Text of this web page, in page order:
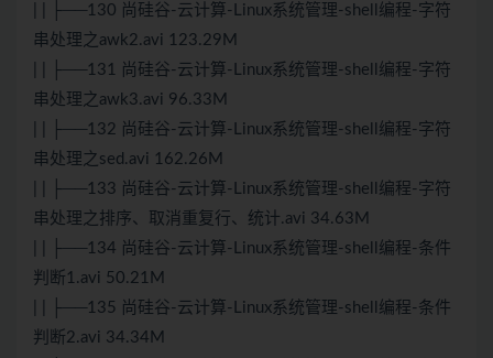
| | ├──130 尚硅谷-云计算-Linux系统管理-shell编程-字符
串处理之awk2.avi 123.29M
| | ├──131 尚硅谷-云计算-Linux系统管理-shell编程-字符
串处理之awk3.avi 96.33M
| | ├──132 尚硅谷-云计算-Linux系统管理-shell编程-字符
串处理之sed.avi 162.26M
| | ├──133 尚硅谷-云计算-Linux系统管理-shell编程-字符
串处理之排序、取消重复行、统计.avi 34.63M
| | ├──134 尚硅谷-云计算-Linux系统管理-shell编程-条件
判断1.avi 50.21M
| | ├──135 尚硅谷-云计算-Linux系统管理-shell编程-条件
判断2.avi 34.34M